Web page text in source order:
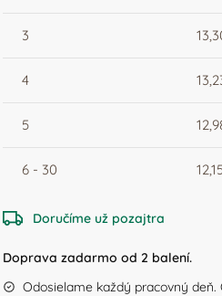
3
4
5
6 - 30
Doručíme už pozajtra
Doprava zadarmo od 2 balení.
Odosielame každý pracovný deň.